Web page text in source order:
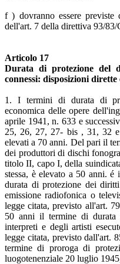
f ) dovranno essere previste
dell'art. 7 della direttiva 93/83/
Articolo 17
Durata di protezione del
connessi: disposizioni
1. I termini di durata di
economica delle opere
aprile 1941, n. 633 e
25, 26, 27, 27- bis , 31, 32
elevati a 70 anni. Del pari il
dei produttori di dischi
titolo II, capo I, della
stessa, è elevato a 50 anni.
durata di protezione dei
emissione radiofonica o
legge citata, previsto all'art.
50 anni il termine di
interpreti e degli artisti
legge citata, previsto dall'art.
termine di proroga di
luogotenenziale 20 luglio